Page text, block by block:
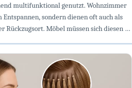
multifunktional genutzt. Wohnzimmer
sondern dienen oft auch als
Rückzugsort. Möbel müssen sich diesen …